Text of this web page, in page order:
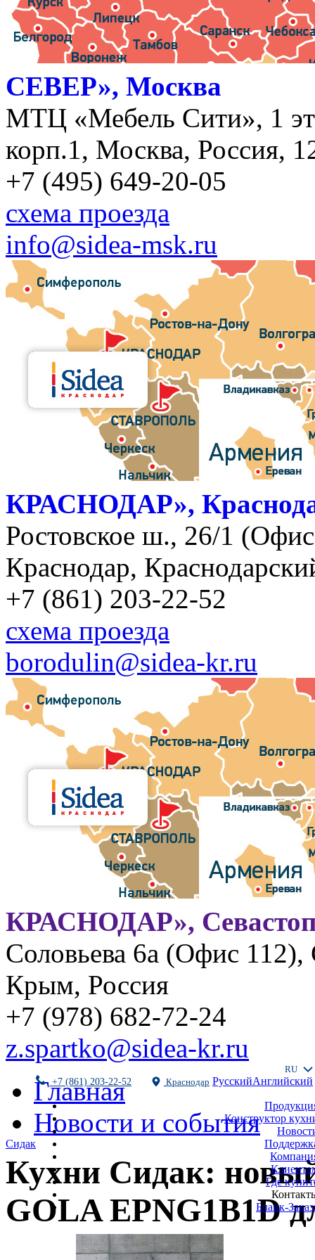
СЕВЕР», Москва
МТЦ «Мебель Сити», 1
корп.1, Москва, Россия,
+7 (495) 649-20-05
схема проезда
info@sidea-msk.ru
КРАСНОДАР»,
Ростовское ш., 26/1
Краснодар,
+7 (861) 203-22-52
схема проезда
borodulin@sidea-kr.ru
КРАСНОДАР»,
Соловьева 6а (Офис 112),
Крым, Россия
+7 (978) 682-72-24
z.spartko@sidea-kr.ru
Сидак
+7 (861) 203-22-52 Краснодар
RU
РусскийАнглийский
Конструктор
Где
Бланк-
Главная
Новости и события
Кухни Сидак:
GOLA EPNG1B1D